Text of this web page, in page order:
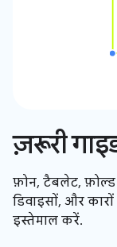
ज़रूरी
फ़ोन, टैबलेट, फ़ोल्ड
डिवाइसों, और
इस्तेमाल करें.